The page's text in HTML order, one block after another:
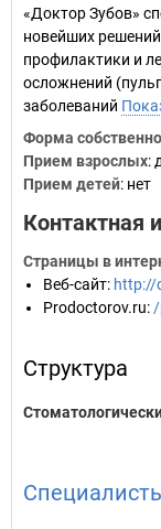
«Доктор Зубов»
новейших
профилактики и
осложнений
заболеваний
Форма
Прием взрослых:
Прием детей: нет
Контактная
Страницы в
Веб-сайт: http://
Prodoctorov.ru:
Структура